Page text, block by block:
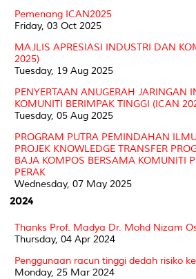
Pemenang ICAN2025
Friday, 03 Oct 2025
MAJLIS APRESIASI INDUSTRI DAN
2025)
Tuesday, 19 Aug 2025
PENYERTAAN ANUGERAH JARINGAN
KOMUNITI BERIMPAK TINGGI (ICAN
Tuesday, 05 Aug 2025
PROGRAM PUTRA PEMINDAHAN
PROJEK KNOWLEDGE TRANSFER
BAJA KOMPOS BERSAMA KOMUNITI
PERAK
Wednesday, 07 May 2025
2024
Thanks Prof. Madya Dr. Mohd Nizam
Thursday, 04 Apr 2024
Penggunaan racun tinggi dedah risiko
Monday, 25 Mar 2024